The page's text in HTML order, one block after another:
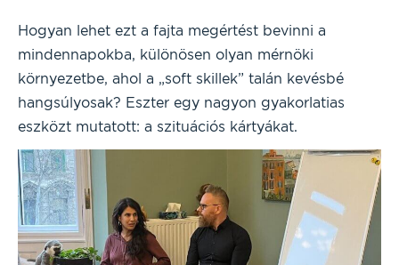
Hogyan lehet ezt a fajta megértést bevinni a
mindennapokba, különösen olyan mérnöki
környezetbe, ahol a „soft skillek” talán kevésbé
hangsúlyosak? Eszter egy nagyon gyakorlatias
eszközt mutatott: a szituációs kártyákat.